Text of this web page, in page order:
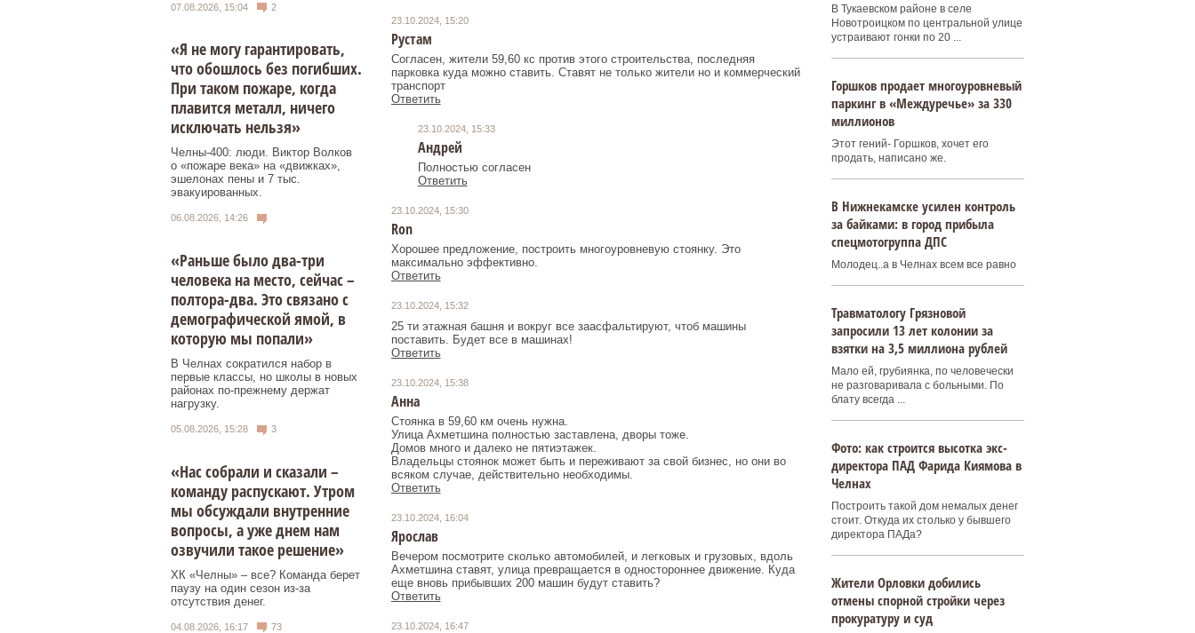
07.08.2026, 15:04 2
«Я не могу гарантировать,
что обошлось без погибших.
При таком пожаре, когда
плавится металл, ничего
исключать нельзя»
Челны-400: люди. Виктор Волков
о «пожаре века» на «движках»,
эшелонах пены и 7 тыс.
эвакуированных.
06.08.2026, 14:26
«Раньше было два-три
человека на место, сейчас –
полтора-два. Это связано с
демографической ямой, в
которую мы попали»
В Челнах сократился набор в
первые классы, но школы в новых
районах по-прежнему держат
нагрузку.
05.08.2026, 15:28 3
«Нас собрали и сказали –
команду распускают. Утром
мы обсуждали внутренние
вопросы, а уже днем нам
озвучили такое решение»
ХК «Челны» – все? Команда берет
паузу на один сезон из-за
отсутствия денег.
04.08.2026, 16:17 73
23.10.2024, 15:20
Рустам
Cогласен, жители 59,60 кс против этого строительства, последняя
парковка куда можно ставить. Ставят не только жители но и коммерческий
транспорт
Ответить
23.10.2024, 15:33
Андрей
Полностью согласен
Ответить
23.10.2024, 15:30
Ron
Хорошее предложение, построить многоуровневую стоянку. Это
максимально эффективно.
Ответить
23.10.2024, 15:32
25 ти этажная башня и вокруг все заасфальтируют, чтоб машины
поставить. Будет все в машинах!
Ответить
23.10.2024, 15:38
Анна
Стоянка в 59,60 км очень нужна.
Улица Ахметшина полностью заставлена, дворы тоже.
Домов много и далеко не пятиэтажек.
Владельцы стоянок может быть и переживают за свой бизнес, но они во
всяком случае, действительно необходимы.
Ответить
23.10.2024, 16:04
Ярослав
Вечером посмотрите сколько автомобилей, и легковых и грузовых, вдоль
Ахметшина ставят, улица превращается в одностороннее движение. Куда
еще вновь прибывших 200 машин будут ставить?
Ответить
23.10.2024, 16:47
В Тукаевском районе в селе
Новотроицком по центральной улице
устраивают гонки по 20 ...
Горшков продает многоуровневый
паркинг в «Междуречье» за 330
миллионов
Этот гений- Горшков, хочет его
продать, написано же.
В Нижнекамске усилен контроль
за байками: в город прибыла
спецмотогруппа ДПС
Молодец..а в Челнах всем все равно
Травматологу Грязновой
запросили 13 лет колонии за
взятки на 3,5 миллиона рублей
Мало ей, грубиянка, по человечески
не разговаривала с больными. По
блату всегда ...
Фото: как строится высотка экс-
директора ПАД Фарида Киямова в
Челнах
Построить такой дом немалых денег
стоит. Откуда их столько у бывшего
директора ПАДа?
Жители Орловки добились
отмены спорной стройки через
прокуратуру и суд